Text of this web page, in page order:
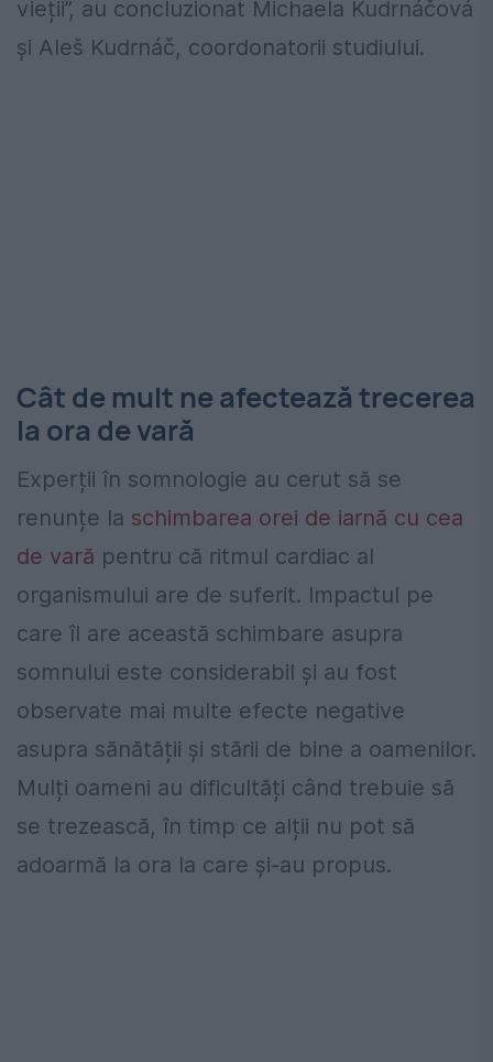
vieții”, au concluzionat Michaela Kudrnáčová
și Aleš Kudrnáč, coordonatorii studiului.
Cât de mult ne afectează trecerea
la ora de vară
Experții în somnologie au cerut să se
renunțe la schimbarea orei de iarnă cu cea
de vară pentru că ritmul cardiac al
organismului are de suferit. Impactul pe
care îl are această schimbare asupra
somnului este considerabil și au fost
observate mai multe efecte negative
asupra sănătății și stării de bine a oamenilor.
Mulți oameni au dificultăți când trebuie să
se trezească, în timp ce alții nu pot să
adoarmă la ora la care și-au propus.